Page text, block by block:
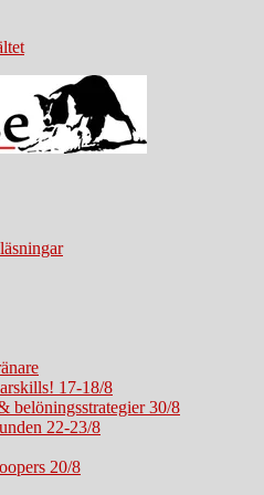
17-18/8
belöningsstrategier 30/8
22-23/8
20/8